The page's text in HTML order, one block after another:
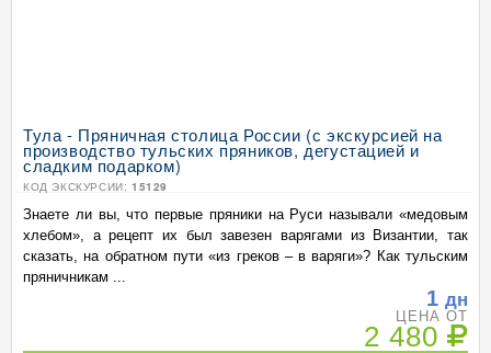
Тула - Пряничная столица России (с экскурсией на
производство тульских пряников, дегустацией и
сладким подарком)
КОД ЭКСКУРСИИ: 15129
Знаете ли вы, что первые пряники на Руси называли «медовым
хлебом», а рецепт их был завезен варягами из Византии, так
сказать, на обратном пути «из греков – в варяги»? Как тульским
пряничникам ...
1 дн
ЦЕНА ОТ
2 480